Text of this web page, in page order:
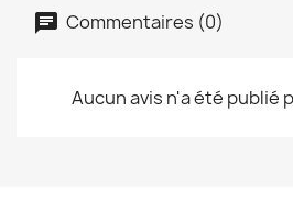
Commentaires (0)
Aucun avis n'a été publié